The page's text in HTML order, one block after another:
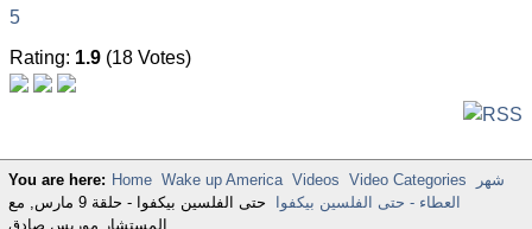
5
Rating: 1.9 (18 Votes)
You are here: Home Wake up America Videos Video Categories
شهر
العطاء - حتى الفلسين بيكفوا
حتى الفلسين بيكفوا - حلقة 9 مارس, مع
المستشار موريس صادق